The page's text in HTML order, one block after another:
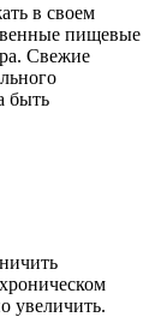
в своем
пищевые
Свежие
быть
увеличить.